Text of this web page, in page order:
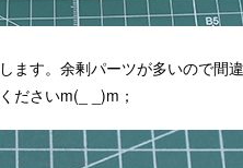
ます。余剰パーツが多いので間
ださいm(_ _)m；